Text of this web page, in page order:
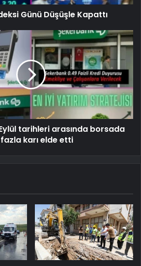
Günü Düşüşle Kapattı
tarihleri ​​arasında borsada
karı elde etti